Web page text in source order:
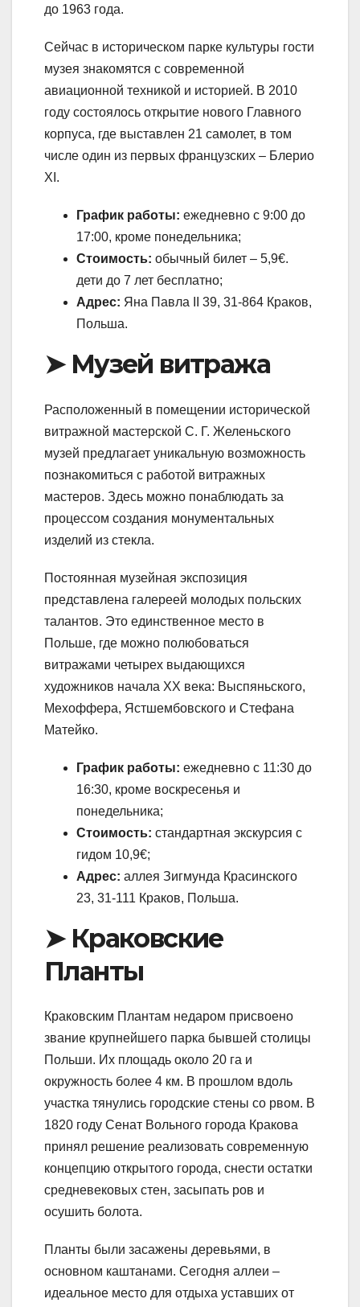
до 1963 года.
Сейчас в историческом парке культуры гости
музея знакомятся с современной
авиационной техникой и историей. В 2010
году состоялось открытие нового Главного
корпуса, где выставлен 21 самолет, в том
числе один из первых французских – Блерио
XI.
График работы: ежедневно с 9:00 до
17:00, кроме понедельника;
Стоимость: обычный билет – 5,9€.
дети до 7 лет бесплатно;
Адрес: Яна Павла II 39, 31-864 Краков,
Польша.
➤ Музей витража
Расположенный в помещении исторической
витражной мастерской С. Г. Желеньского
музей предлагает уникальную возможность
познакомиться с работой витражных
мастеров. Здесь можно понаблюдать за
процессом создания монументальных
изделий из стекла.
Постоянная музейная экспозиция
представлена галереей молодых польских
талантов. Это единственное место в
Польше, где можно полюбоваться
витражами четырех выдающихся
художников начала XX века: Выспяньского,
Мехоффера, Ястшембовского и Стефана
Матейко.
График работы: ежедневно с 11:30 до
16:30, кроме воскресенья и
понедельника;
Стоимость: стандартная экскурсия с
гидом 10,9€;
Адрес: аллея Зигмунда Красинского
23, 31-111 Краков, Польша.
➤ Краковские
Планты
Краковским Плантам недаром присвоено
звание крупнейшего парка бывшей столицы
Польши. Их площадь около 20 га и
окружность более 4 км. В прошлом вдоль
участка тянулись городские стены со рвом. В
1820 году Сенат Вольного города Кракова
принял решение реализовать современную
концепцию открытого города, снести остатки
средневековых стен, засыпать ров и
осушить болота.
Планты были засажены деревьями, в
основном каштанами. Сегодня аллеи –
идеальное место для отдыха уставших от